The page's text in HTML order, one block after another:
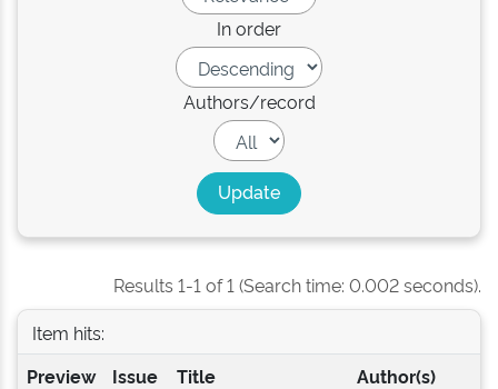
In order
Authors/record
Results 1-1 of 1 (Search time: 0.002 seconds).
Item hits:
Preview
Issue
Title Author(s)